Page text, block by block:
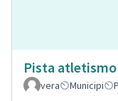
Pista
vera
Municipi